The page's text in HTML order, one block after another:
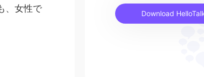
、女性で
Download